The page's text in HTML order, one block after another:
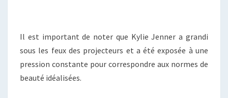
Il est important de noter que Kylie Jenner a grandi
sous les feux des projecteurs et a été exposée à une
pression constante pour correspondre aux normes de
beauté idéalisées.